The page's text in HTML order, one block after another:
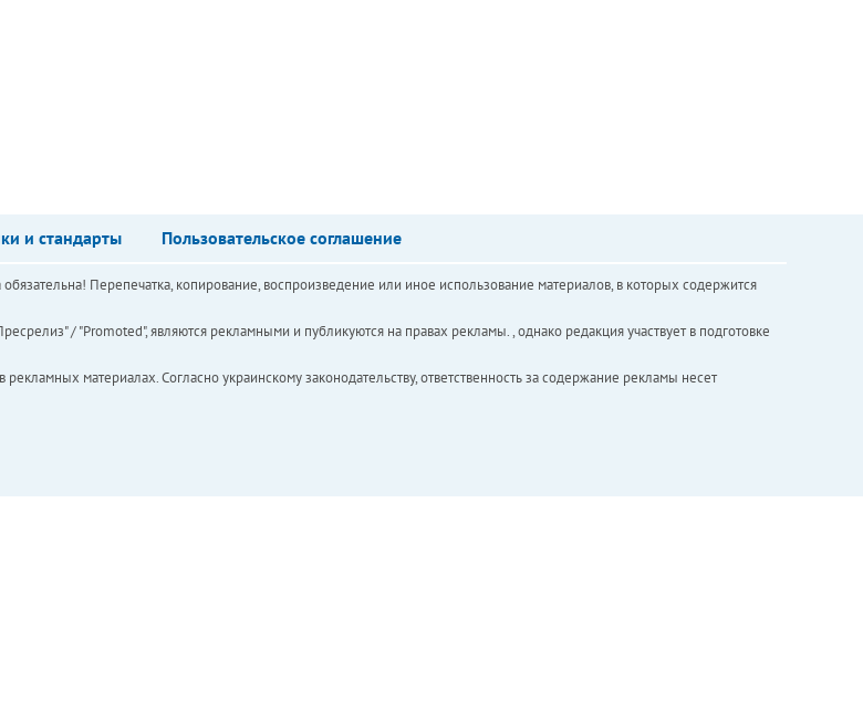
и стандарты Пользовательское соглашение
Перепечатка, копирование, воспроизведение или иное использование материалов, в которых содержится
/ "Promoted", являются рекламными и публикуются на правах рекламы. , однако редакция участвует в подготовке
материалах. Согласно украинскому законодательству, ответственность за содержание рекламы несет